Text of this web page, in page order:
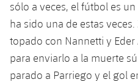
sólo a veces, el fútbol es
ha sido una de estas
topado con Nannetti y
para enviarlo a la muerte
parado a Parriego y el gol